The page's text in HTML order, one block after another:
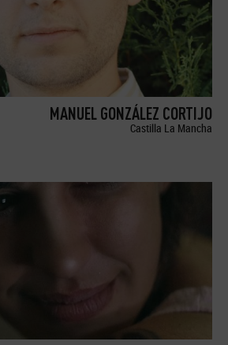
MANUEL GONZÁLEZ CORTIJO
Castilla La Mancha